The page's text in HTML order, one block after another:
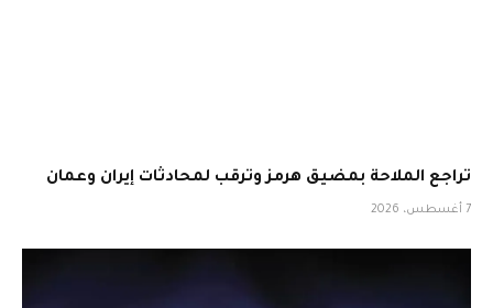
تراجع الملاحة بمضيق هرمز وترقب لمحادثات إيران وعمان
7 أغسطس، 2026